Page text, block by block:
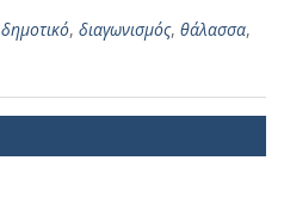
δημοτικό, διαγωνισμός, θάλασσα,